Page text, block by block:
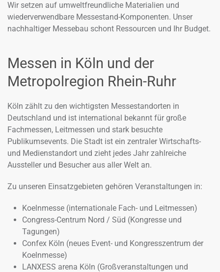
Wir setzen auf umweltfreundliche Materialien und
wiederverwendbare Messestand-Komponenten. Unser
nachhaltiger Messebau schont Ressourcen und Ihr Budget.
Messen in Köln und der
Metropolregion Rhein-Ruhr
Köln zählt zu den wichtigsten Messestandorten in
Deutschland und ist international bekannt für große
Fachmessen, Leitmessen und stark besuchte
Publikumsevents. Die Stadt ist ein zentraler Wirtschafts-
und Medienstandort und zieht jedes Jahr zahlreiche
Aussteller und Besucher aus aller Welt an.
Zu unseren Einsatzgebieten gehören Veranstaltungen in:
Koelnmesse (internationale Fach- und Leitmessen)
Congress-Centrum Nord / Süd (Kongresse und
Tagungen)
Confex Köln (neues Event- und Kongresszentrum der
Koelnmesse)
LANXESS arena Köln (Großveranstaltungen und